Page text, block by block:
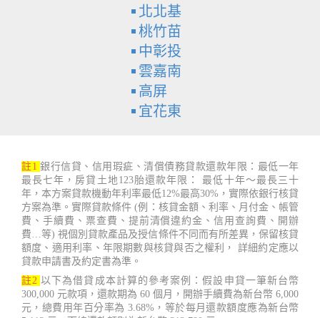
北北基
桃竹苗
中彰投
雲嘉南
高屏
宜花東
註1 銀行信貸、信用瑕疵、清償債務貸款還款年限：最低一年
最長七年，房貸土地123胎還款年限： 最低十年～最長三十
年，本方案貸款機動年利率最低12%最高30%，實際依銀行核貸
方案為準。實際貸款條件 (例：核貸金額、利率、月付金、帳管
費、手續費、票查費、提前清償違約金、信用查詢費、開辦
費…等) 視個別貸款產品及授信條件不同而有所差異，保留核貸
額度、適用利率、年限期數與核貸與否之權利， 詳細約定應以
貸款申請書及約定書為準。
註2 以下為借貸成本計算的參考案例：假設申貸一筆新台幣
300,000 元款項，還款期為 60 個月，開辦手續費為新台幣 6,000
元，總費用年百分率為 3.68%，等於每月還款額度應為新台幣